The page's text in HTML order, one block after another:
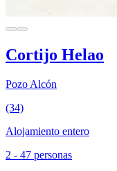
Cortijo Helao
Pozo Alcón
(34)
Alojamiento entero
2 - 47 personas